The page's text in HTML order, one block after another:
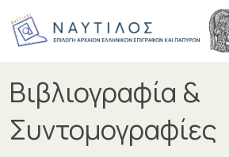
Αναζήτηση αριθμού
ΑΡΧΙΚΗ
ΠΕΡΙΗΓΗΣΗ
ΑΝΑΖΗΤΗΣΗ
Βιβλιογραφία &
Συντομογραφίες